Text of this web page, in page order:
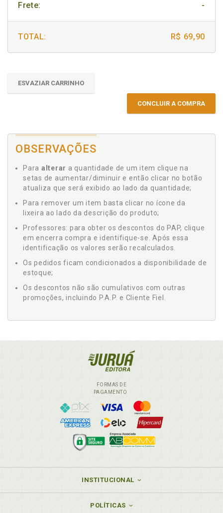
Frete: -
TOTAL: R$ 69,90
ESVAZIAR CARRINHO
CONCLUIR A COMPRA
OBSERVAÇÕES
Para alterar a quantidade de um item clique na
setas de aumentar/diminuir e então clicar no botão
atualiza que será exibido ao lado da quantidade;
Para remover um item basta clicar no ícone da
lixeira ao lado da descrição do produto;
Professores: para obter os descontos do PAP, clique
em encerra compra e identifique-se. Após essa
identificação os valores serão recalculados.
Os pedidos ficam condicionados a disponibilidade de
estoque;
Os descontos não são cumulativos com outras
promoções, incluindo P.A.P. e Cliente Fiel.
FORMAS DE
PAGAMENTO
INSTITUCIONAL
POLÍTICAS